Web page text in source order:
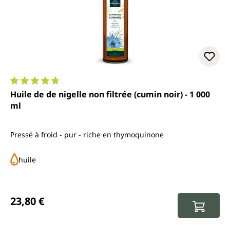
Note moyenne de 4.7 sur 5 étoiles
Huile de de nigelle non filtrée (cumin noir) - 1 000
ml
Pressé à froid - pur - riche en thymoquinone
huile
23,80 €